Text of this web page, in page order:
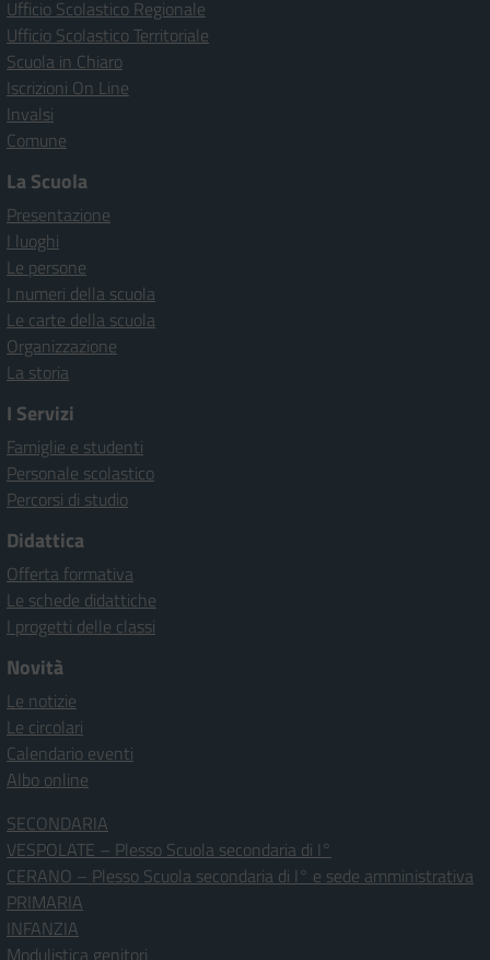
Ufficio Scolastico Regionale
Ufficio Scolastico Territoriale
Scuola in Chiaro
Iscrizioni On Line
Invalsi
Comune
La Scuola
Presentazione
I luoghi
Le persone
I numeri della scuola
Le carte della scuola
Organizzazione
La storia
I Servizi
Famiglie e studenti
Personale scolastico
Percorsi di studio
Didattica
Offerta formativa
Le schede didattiche
I progetti delle classi
Novità
Le notizie
Le circolari
Calendario eventi
Albo online
SECONDARIA
VESPOLATE – Plesso Scuola secondaria di I°
CERANO – Plesso Scuola secondaria di I° e sede amministrativa
PRIMARIA
INFANZIA
Modulistica genitori